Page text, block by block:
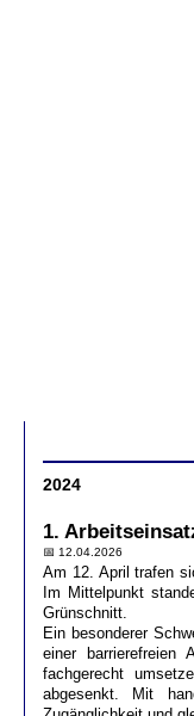
2024
1.
📅 12.04.2026
Am 12. April trafen
Im Mittelpunkt
Grünschnitt.
Ein besonderer
einer barrierefreien
fachgerecht
abgesenkt. Mit